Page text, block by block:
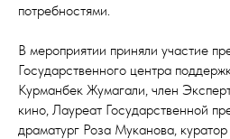
потребностями.
В мероприятии приняли участие
Государственного центра
Курманбек Жумагали, член
кино, Лауреат Государственной
драматург Роза Муканова,